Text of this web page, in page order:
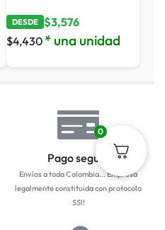
DESDE $3,576
$4,430 * una unidad
Pago seguro
Envíos a toda Colombia... Empresa
legalmente constituida con protocolo
SSl!
0